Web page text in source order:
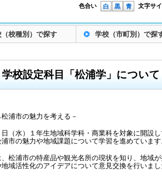
文字サ
色合い 白 黒 青
（校種別）で探す 学校（市町別）で探
学校設定科目「松浦学」について
浦市の魅力を考える－
（水）１年生地域科学科・商業科を対象に開設
市の魅力や地域課題について学習を進めています
松浦市の特産品や観光名所の現状を知り、地域
域活性化のアイデアについて意見交換を行いまし